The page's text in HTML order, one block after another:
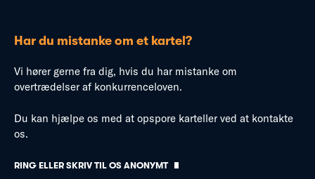
Har du mistanke om et kartel?
Vi hører gerne fra dig, hvis du har mistanke om
overtrædelser af konkurrenceloven.
Du kan hjælpe os med at opspore karteller ved at kontakte
os.
RING ELLER SKRIV TIL OS ANONYMT